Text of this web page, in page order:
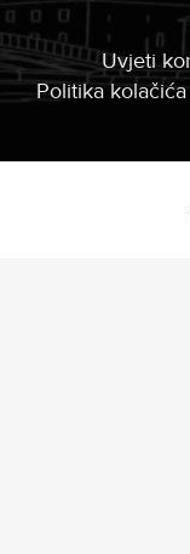
Uvjeti
Politika kolačića